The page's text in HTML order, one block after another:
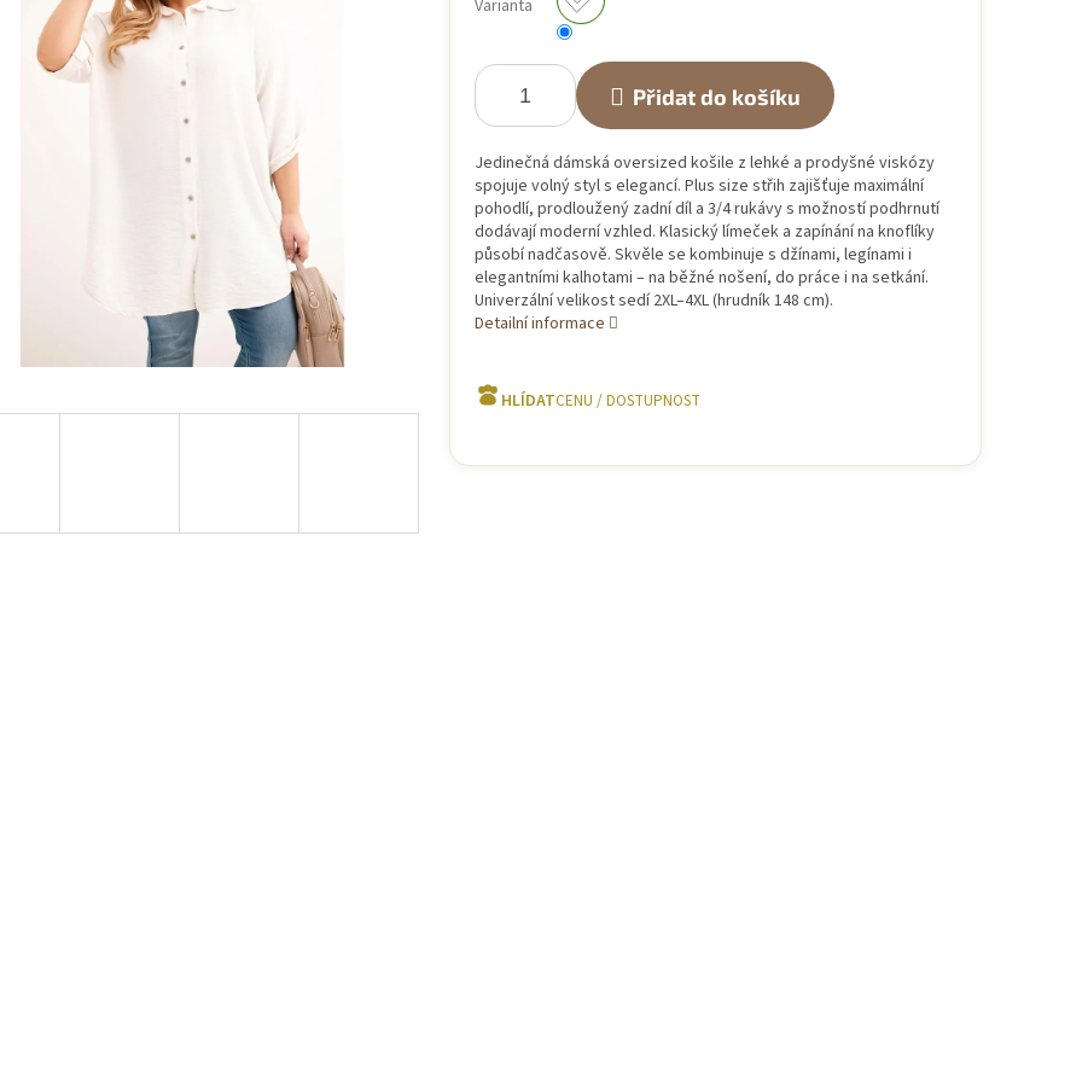
Varianta
Přidat do košíku
Jedinečná dámská oversized košile z lehké a prodyšné viskózy
spojuje volný styl s elegancí. Plus size střih zajišťuje maximální
pohodlí, prodloužený zadní díl a 3/4 rukávy s možností podhrnutí
dodávají moderní vzhled. Klasický límeček a zapínání na knoflíky
působí nadčasově. Skvěle se kombinuje s džínami, legínami i
elegantními kalhotami – na běžné nošení, do práce i na setkání.
Univerzální velikost sedí 2XL–4XL (hrudník 148 cm).
Detailní informace
HLÍDAT